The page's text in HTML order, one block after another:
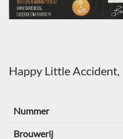
Happy Little Accident,
Nummer
Brouwerij